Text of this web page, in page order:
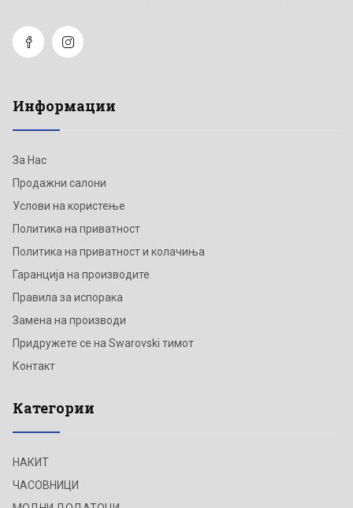
Информации
За Нас
Продажни салони
Услови на користење
Политика на приватност
Политика на приватност и колачиња
Гаранција на производите
Правила за испорака
Замена на производи
Придружете се на Swarovski тимот
Контакт
Категории
НАКИТ
ЧАСОВНИЦИ